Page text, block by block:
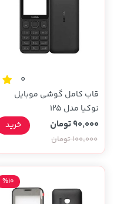
0
قاب کامل گوشی موبایل
نوکیا مدل 125
90,000 تومان
100,000 تومان
خرید
%10